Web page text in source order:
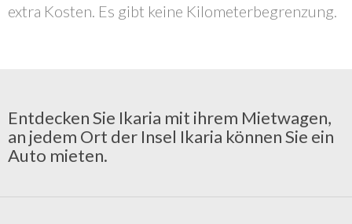
extra Kosten. Es gibt keine Kilometerbegrenzung.
Entdecken Sie Ikaria mit ihrem Mietwagen,
an jedem Ort der Insel Ikaria können Sie ein
Auto mieten.